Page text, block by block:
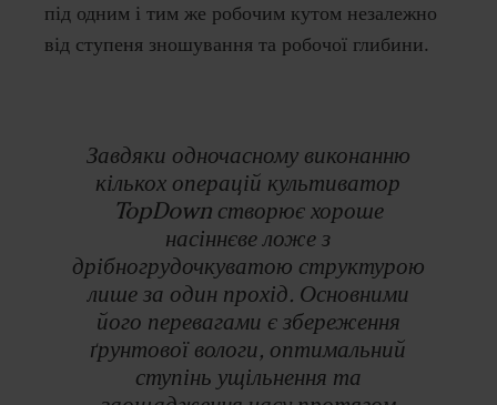
під одним і тим же робочим кутом незалежно
від ступеня зношування та робочої глибини.
Завдяки одночасному виконанню
кількох операцій культиватор
TopDown створює хороше
насіннєве ложе з
дрібногрудочкуватою структурою
лише за один прохід. Основними
його перевагами є збереження
ґрунтової вологи, оптимальний
ступінь ущільнення та